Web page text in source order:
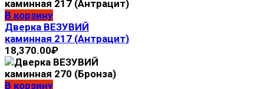
В корзину
Дверка ВЕЗУВИЙ
каминная 217 (Антрацит)
18,370.00₽
В корзину